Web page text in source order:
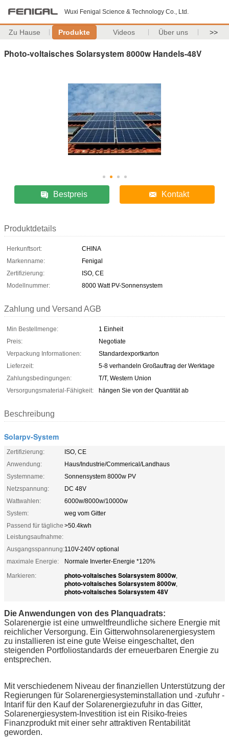
Wuxi Fenigal Science & Technology Co., Ltd.
Zu Hause Produkte Videos Über uns >>
Photo-voltaisches Solarsystem 8000w Handels-48V
Bestpreis Kontakt
Produktdetails
Herkunftsort:
CHINA
Markenname:
Fenigal
Zertifizierung:
ISO, CE
Modellnummer:
8000 Watt PV-Sonnensystem
Zahlung und Versand AGB
Min Bestellmenge:
1 Einheit
Preis:
Negotiate
Verpackung Informationen:
Standardexportkarton
Lieferzeit:
5-8 verhandeln Großauftrag der Werktage
Zahlungsbedingungen:
T/T, Western Union
Versorgungsmaterial-Fähigkeit:
hängen Sie von der Quantität ab
Beschreibung
Solarpv-System
Zertifizierung:
ISO, CE
Anwendung:
Haus/Industrie/Commerical/Landhaus
Systemname:
Sonnensystem 8000w PV
Netzspannung:
DC 48V
Wattwahlen:
6000w/8000w/10000w
System:
weg vom Gitter
Passend für tägliche
Leistungsaufnahme:
>50.4kwh
Ausgangsspannung:110V-240V optional
maximale Energie:
Normale Inverter-Energie *120%
Markieren:
photo-voltaisches Solarsystem 8000w,
photo-voltaisches Solarsystem 8000w,
photo-voltaisches Solarsystem 48V
Die Anwendungen von des Planquadrats:
Solarenergie ist eine umweltfreundliche sichere Energie mit
reichlicher Versorgung. Ein Gitterwohnsolarenergiesystem
zu installieren ist eine gute Weise eingeschaltet, den
steigenden Portfoliostandards der erneuerbaren Energie zu
entsprechen.
Mit verschiedenem Niveau der finanziellen Unterstützung der
Regierungen für Solarenergiesysteminstallation und -zufuhr -
Intarif für den Kauf der Solarenergiezufuhr in das Gitter,
Solarenergiesystem-Investition ist ein Risiko-freies
Finanzprodukt mit einer sehr attraktiven Rentabilität
geworden.